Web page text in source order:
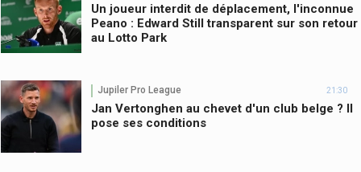
Un joueur interdit de déplacement, l'inconnue
Peano : Edward Still transparent sur son retour
au Lotto Park
Jupiler Pro League 21:30
Jan Vertonghen au chevet d'un club belge ? Il
pose ses conditions